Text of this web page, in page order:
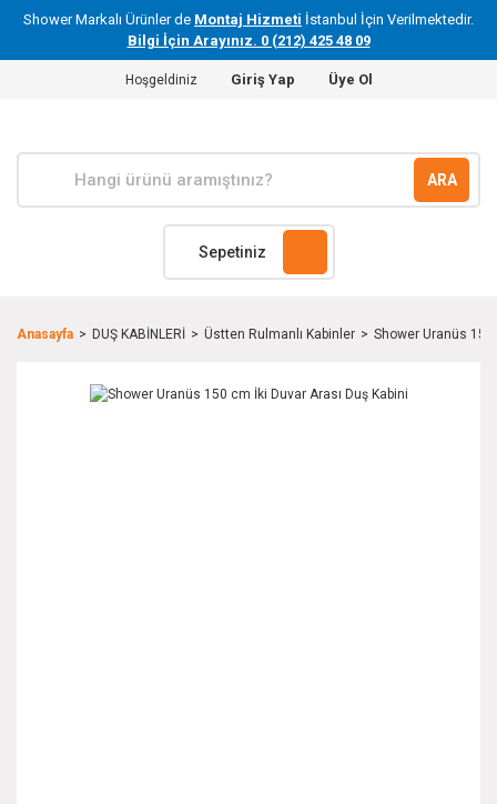
Shower Markalı Ürünler de Montaj Hizmeti İstanbul İçin Verilmektedir.
Bilgi İçin Arayınız. 0 (212) 425 48 09
Hoşgeldiniz Giriş Yap Üye Ol
ARA
Sepetiniz
Anasayfa DUŞ KABİNLERİ Üstten Rulmanlı Kabinler Shower Uranüs 150